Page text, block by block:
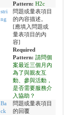
Pattern: H2c
stri
ng
問題或量表項目
的內容描述。
[應填入問題或
量表項目的內
容]
Required
Pattern: 請問個
案最近三個月內
為了與親友互
動、參與活動，
是否需要服務介
入協助？
Ba
ck
問題或量表項目
的回覆